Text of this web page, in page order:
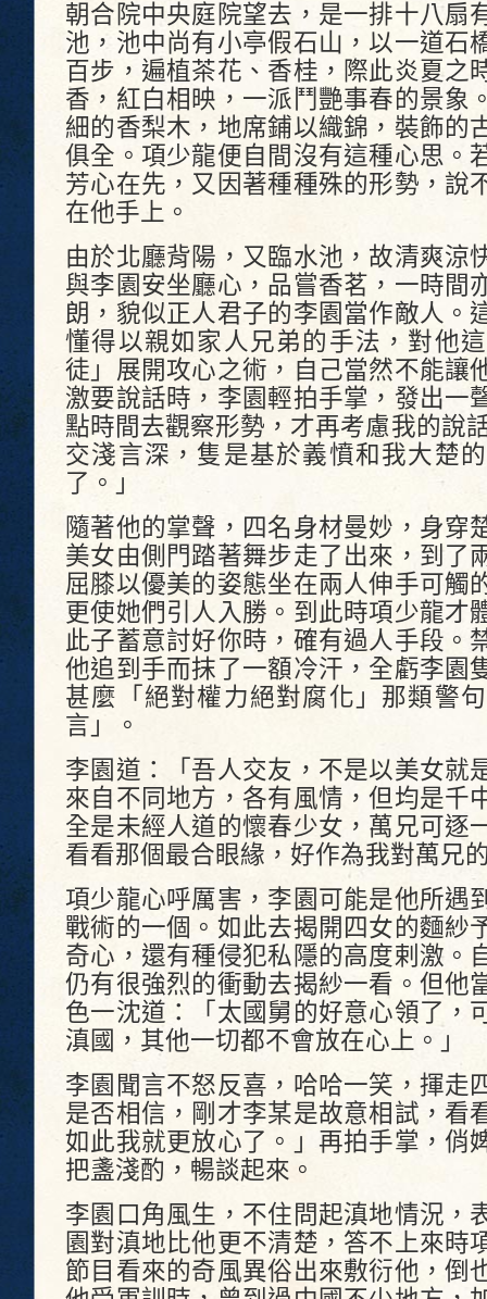
朝合院中央庭院望去，是一排十八扇
池，池中尚有小亭假石山，以一道石
百步，遍植茶花、香桂，際此炎夏之
香，紅白相映，一派鬥艷事春的景象
細的香梨木，地席鋪以織錦，裝飾的
俱全。項少龍便自間沒有這種心思。
芳心在先，又因著種種殊的形勢，說
在他手上。
由於北廳背陽，又臨水池，故清爽涼
與李園安坐廳心，品嘗香茗，一時間
朗，貌似正人君子的李園當作敵人。
懂得以親如家人兄弟的手法，對他
徒」展開攻心之術，自己當然不能讓
激要說話時，李園輕拍手掌，發出一
點時間去觀察形勢，才再考慮我的說
交淺言深，隻是基於義憤和我大楚
了。」
隨著他的掌聲，四名身材曼妙，身穿
美女由側門踏著舞步走了出來，到了
屈膝以優美的姿態坐在兩人伸手可觸
更使她們引人入勝。到此時項少龍才
此子蓄意討好你時，確有過人手段。
他追到手而抹了一額冷汗，全虧李園
甚麼「絕對權力絕對腐化」那類警
言」。
李園道：「吾人交友，不是以美女就
來自不同地方，各有風情，但均是千
全是未經人道的懷春少女，萬兄可逐
看看那個最合眼緣，好作為我對萬兄
項少龍心呼厲害，李園可能是他所遇
戰術的一個。如此去揭開四女的麵紗
奇心，還有種侵犯私隱的高度剌激。
仍有很強烈的衝動去揭紗一看。但他
色一沈道：「太國舅的好意心領了，
滇國，其他一切都不會放在心上。」
李園聞言不怒反喜，哈哈一笑，揮走
是否相信，剛才李某是故意相試，看
如此我就更放心了。」再拍手掌，俏
把盞淺酌，暢談起來。
李園口角風生，不住問起滇地情況，
園對滇地比他更不清楚，答不上來時
節目看來的奇風異俗出來敷衍他，倒